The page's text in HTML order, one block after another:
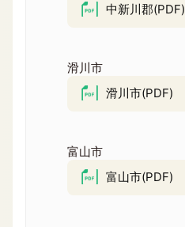
中新川郡(PDF)
滑川市
滑川市(PDF)
富山市
富山市(PDF)